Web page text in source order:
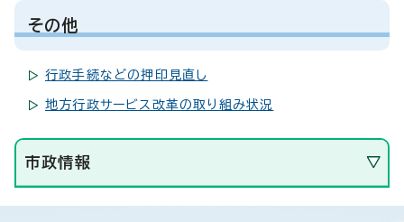
その他
行政手続などの押印見直し
地方行政サービス改革の取り組み状況
市政情報